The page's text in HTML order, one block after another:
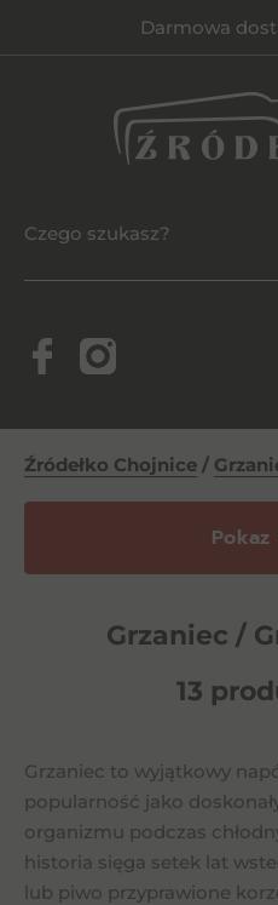
Darmowa
Źródełko Chojnice /
Grzaniec /
13
Grzaniec to wyjątkowy
popularność jako
organizmu podczas
historia sięga setek lat
lub piwo przyprawione